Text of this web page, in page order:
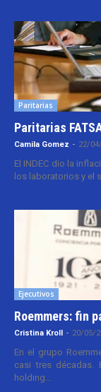
Paritarias
Paritarias
Camila Gomez - 22/
El INDEC dio la
los laboratorios y el
Ejecutivos
Roemmers: fin
Cristina Kroll - 20/05/
En el grupo
casi tres décadas.
holding...